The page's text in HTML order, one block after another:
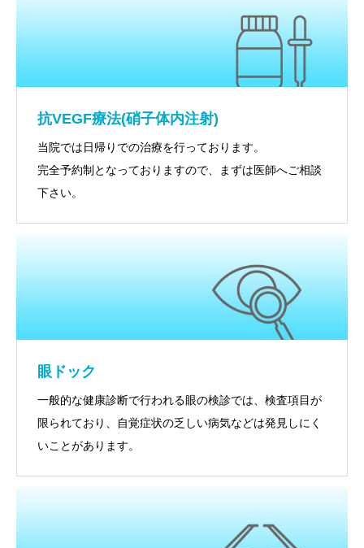
抗VEGF療法(硝子体内注射)
当院では日帰りでの治療を行っております。
完全予約制となっておりますので、まずは医師へご相談
下さい。
眼ドック
一般的な健康診断で行われる眼の検診では、検査項目が
限られており、自覚症状の乏しい病気などは発見しにく
いことがあります。